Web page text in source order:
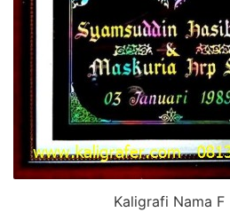
Kaligrafi Nama F